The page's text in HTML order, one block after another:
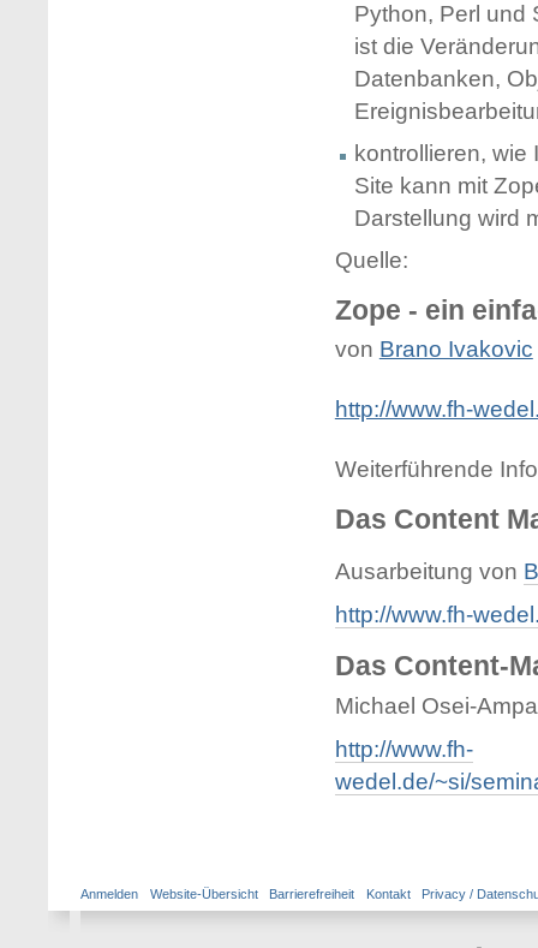
Python, Perl und
ist die
Datenbanken,
kontrollieren,
Site kann mit
Darstellung wird
Quelle:
Zope - ein
von Brano Ivakovic
http://www.fh-
Weiterführende
Das Content
Ausarbeitung von
http://www.fh-
Das Content-
Michael Osei-
http://www.fh-
wedel.de/~si/
Anmelden Website-Übersicht Barrierefreiheit Kontakt Privacy /